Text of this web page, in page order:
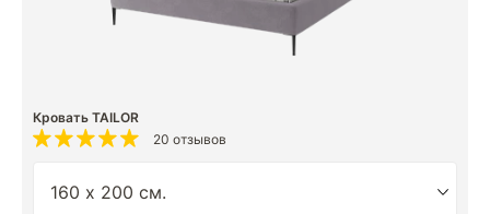
Кровать TAILOR
20 отзывов